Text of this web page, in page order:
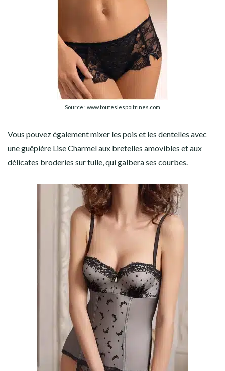
Source : www.touteslespoitrines.com
Vous pouvez également mixer les pois et les dentelles avec
une guêpière Lise Charmel aux bretelles amovibles et aux
délicates broderies sur tulle, qui galbera ses courbes.